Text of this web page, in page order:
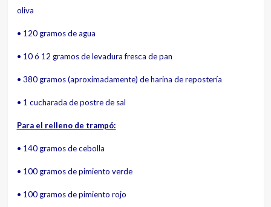
oliva
• 120 gramos de agua
• 10 ó 12 gramos de levadura fresca de pan
• 380 gramos (aproximadamente) de harina de repostería
• 1 cucharada de postre de sal
Para el relleno de trampó:
• 140 gramos de cebolla
• 100 gramos de pimiento verde
• 100 gramos de pimiento rojo